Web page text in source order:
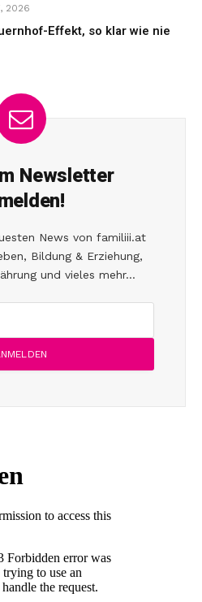
2026
Effekt, so klar wie nie
Newsletter
News von familiii.at
Bildung & Erziehung,
und vieles mehr...